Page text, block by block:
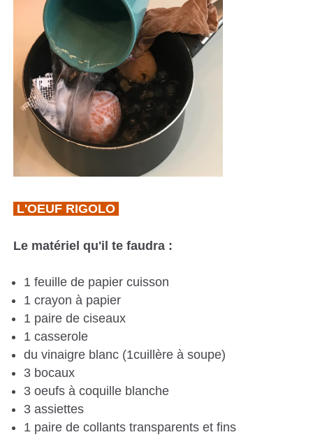
L'OEUF RIGOLO
Le matériel qu'il te faudra :
1 feuille de papier
1 crayon à papier
1 paire de ciseaux
1 casserole
du vinaigre blanc (1cuillère à
3 bocaux
3 oeufs à coquille blanche
3 assiettes
1 paire de collants transparents et fins